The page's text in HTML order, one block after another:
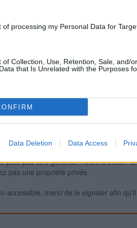
of processing my Personal Data for
of Collection, Use, Retention, Sale, and/
that Is Unrelated with the Purposes
Data Deletion Data Access
pas être garantie. Avant d'utiliser
pas une propriété privée.
accessible, merci de le signaler afin